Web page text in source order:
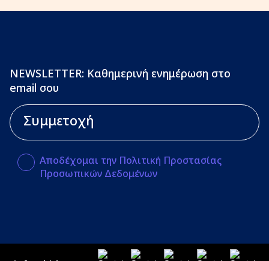
NEWSLETTER: Καθημερινή ενημέρωση στο
email σου
Αποδέχομαι την Πολιτική Προστασίας
Προσωπικών Δεδομένων